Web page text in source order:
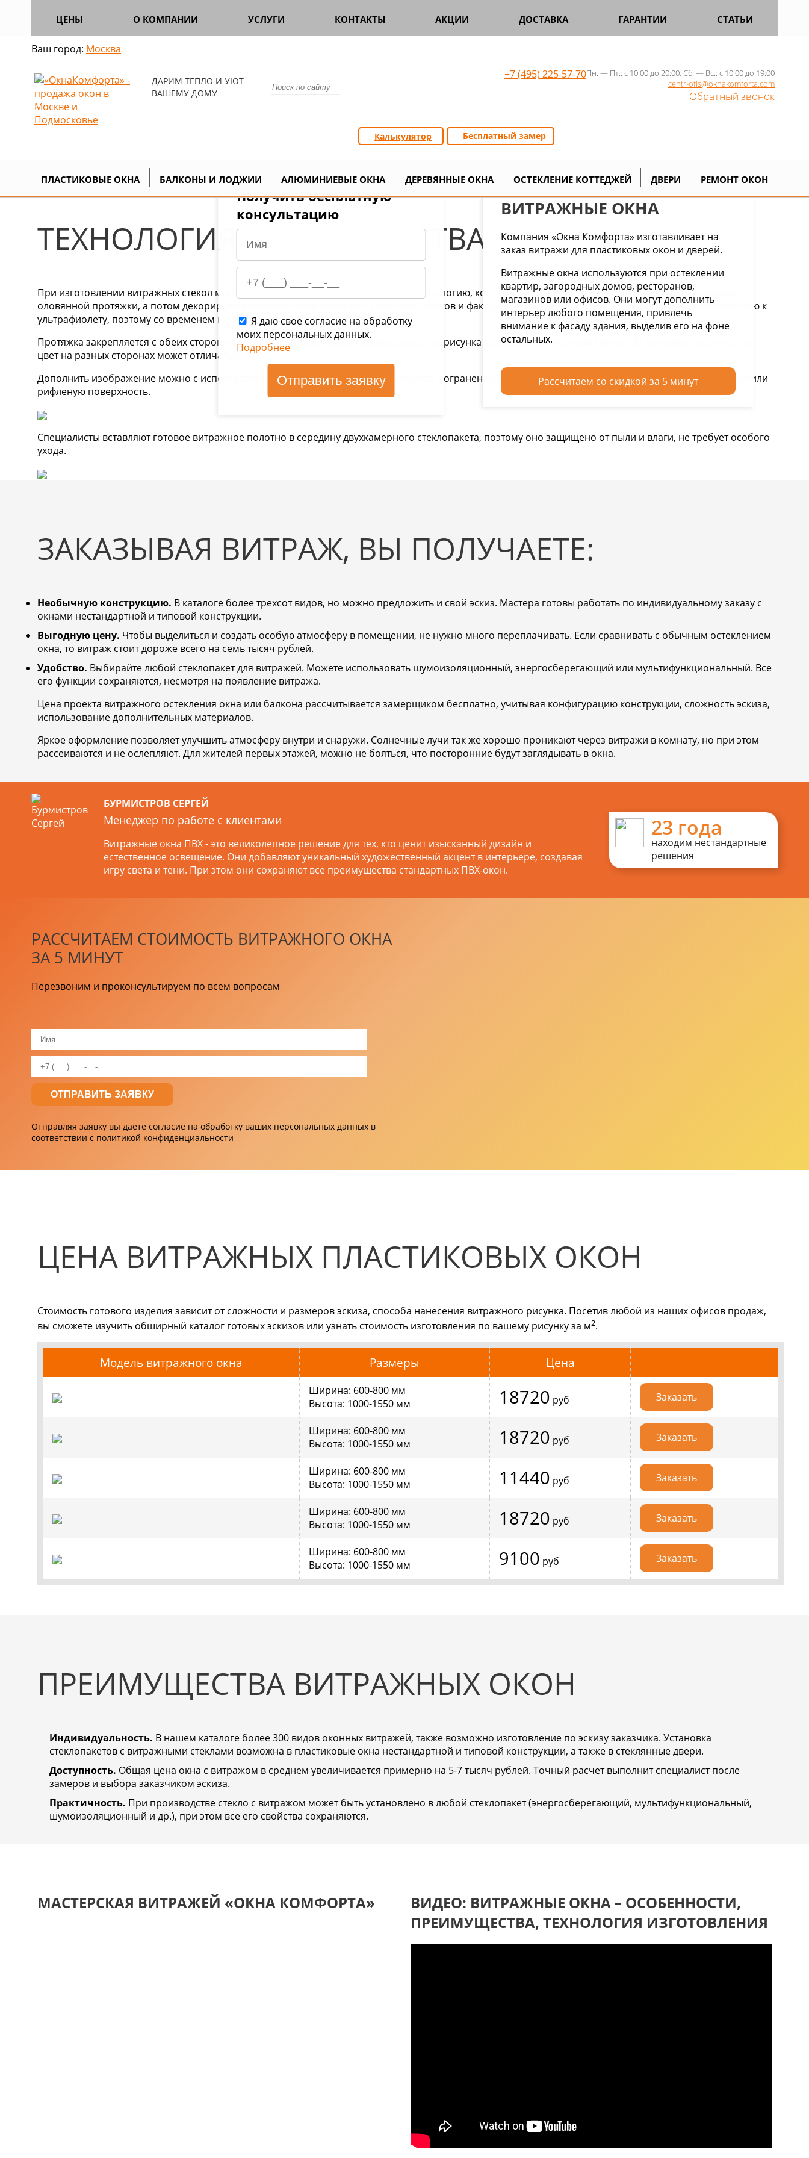
ЦЕНЫ О КОМПАНИИ УСЛУГИ КОНТАКТЫ АКЦИИ ДОСТАВКА ГАРАНТИИ СТАТЬИ
Ваш город: Москва
ДАРИМ ТЕПЛО И УЮТ
ВАШЕМУ ДОМУ
+7 (495) 225-57-70Пн. — Пт.: с 10:00 до 20:00, Сб. — Вс.: с 10:00 до 19:00
centr-ofis@oknakomforta.com
Обратный звонок
Калькулятор Бесплатный замер
ПЛАСТИКОВЫЕ ОКНА БАЛКОНЫ И ЛОДЖИИ АЛЮМИНИЕВЫЕ ОКНА ДЕРЕВЯННЫЕ ОКНА ОСТЕКЛЕНИЕ КОТТЕДЖЕЙ ДВЕРИ РЕМОНТ ОКОН
Витражи художественные
ВИТРАЖНЫЕ ОКНА
Компания «Окна Комфорта» изготавливает на
заказ витражи для пластиковых окон и дверей.
Витражные окна используются при остеклении
квартир, загородных домов, ресторанов,
магазинов или офисов. Они могут дополнить
интерьер любого помещения, привлечь
внимание к фасаду здания, выделив его на фоне
остальных.
Рассчитаем со скидкой за 5 минут
Получить бесплатную
консультацию
Я даю свое согласие на обработку
моих персональных данных.
Подробнее
ТЕХНОЛОГИЯ ПРОИЗВОДСТВА
При изготовлении витражных стекол мы применяем классическую английскую технологию, когда цельный лист стекла расчерчивается с помощью
оловянной протяжки, а потом декорируется полимерными пленками различных цветов и фактур. Используемые материалы отличаются устойчивостью к
ультрафиолету, поэтому со временем не выгорают, не теряют своей яркости.
Протяжка закрепляется с обеих сторон полотна, что создает эффект спайки цельного рисунка из отдельных кусочков стекла. По желанию заказчика ее
цвет на разных сторонах может отличаться.
Дополнить изображение можно с использованием бевелей (стеклянных элементов с ограненными краями), фоновых пленок, имитирующих матовую или
рифленую поверхность.
Специалисты вставляют готовое витражное полотно в середину двухкамерного стеклопакета, поэтому оно защищено от пыли и влаги, не требует особого
ухода.
ЗАКАЗЫВАЯ ВИТРАЖ, ВЫ ПОЛУЧАЕТЕ:
Необычную конструкцию. В каталоге более трехсот видов, но можно предложить и свой эскиз. Мастера готовы работать по индивидуальному заказу с
окнами нестандартной и типовой конструкции.
Выгодную цену. Чтобы выделиться и создать особую атмосферу в помещении, не нужно много переплачивать. Если сравнивать с обычным остеклением
окна, то витраж стоит дороже всего на семь тысяч рублей.
Удобство. Выбирайте любой стеклопакет для витражей. Можете использовать шумоизоляционный, энергосберегающий или мультифункциональный. Все
его функции сохраняются, несмотря на появление витража.
Цена проекта витражного остекления окна или балкона рассчитывается замерщиком бесплатно, учитывая конфигурацию конструкции, сложность эскиза,
использование дополнительных материалов.
Яркое оформление позволяет улучшить атмосферу внутри и снаружи. Солнечные лучи так же хорошо проникают через витражи в комнату, но при этом
рассеиваются и не ослепляют. Для жителей первых этажей, можно не бояться, что посторонние будут заглядывать в окна.
БУРМИСТРОВ СЕРГЕЙ
Менеджер по работе с клиентами
Витражные окна ПВХ - это великолепное решение для тех, кто ценит изысканный дизайн и
естественное освещение. Они добавляют уникальный художественный акцент в интерьере, создавая
игру света и тени. При этом они сохраняют все преимущества стандартных ПВХ-окон.
23 года
находим нестандартные
решения
РАССЧИТАЕМ СТОИМОСТЬ ВИТРАЖНОГО ОКНА
ЗА 5 МИНУТ
Перезвоним и проконсультируем по всем вопросам
Отправляя заявку вы даете согласие на обработку ваших персональных данных в
соответствии с политикой конфиденциальности
ЦЕНА ВИТРАЖНЫХ ПЛАСТИКОВЫХ ОКОН
Стоимость готового изделия зависит от сложности и размеров эскиза, способа нанесения витражного рисунка. Посетив любой из наших офисов продаж,
вы сможете изучить обширный каталог готовых эскизов или узнать стоимость изготовления по вашему рисунку за м2.
Модель витражного окна Размеры Цена
Ширина: 600-800 мм
Высота: 1000-1550 мм
18720 руб Заказать
Ширина: 600-800 мм
Высота: 1000-1550 мм
18720 руб Заказать
Ширина: 600-800 мм
Высота: 1000-1550 мм
11440 руб Заказать
Ширина: 600-800 мм
Высота: 1000-1550 мм
18720 руб Заказать
Ширина: 600-800 мм
Высота: 1000-1550 мм
9100 руб Заказать
ПРЕИМУЩЕСТВА ВИТРАЖНЫХ ОКОН
Индивидуальность. В нашем каталоге более 300 видов оконных витражей, также возможно изготовление по эскизу заказчика. Установка
стеклопакетов с витражными стеклами возможна в пластиковые окна нестандартной и типовой конструкции, а также в стеклянные двери.
Доступность. Общая цена окна с витражом в среднем увеличивается примерно на 5-7 тысяч рублей. Точный расчет выполнит специалист после
замеров и выбора заказчиком эскиза.
Практичность. При производстве стекло с витражом может быть установлено в любой стеклопакет (энергосберегающий, мультифункциональный,
шумоизоляционный и др.), при этом все его свойства сохраняются.
МАСТЕРСКАЯ ВИТРАЖЕЙ «ОКНА КОМФОРТА»
ВИДЕО: ВИТРАЖНЫЕ ОКНА – ОСОБЕННОСТИ,
ПРЕИМУЩЕСТВА, ТЕХНОЛОГИЯ ИЗГОТОВЛЕНИЯ